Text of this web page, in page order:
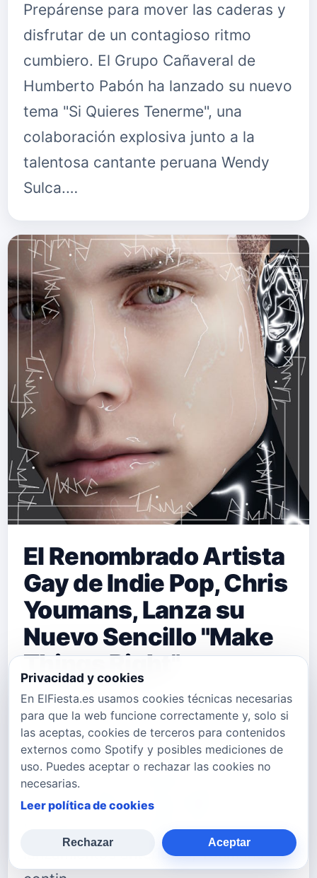
Prepárense para mover las caderas y
disfrutar de un contagioso ritmo
cumbiero. El Grupo Cañaveral de
Humberto Pabón ha lanzado su nuevo
tema "Si Quieres Tenerme", una
colaboración explosiva junto a la
talentosa cantante peruana Wendy
Sulca.…
El Renombrado Artista
Gay de Indie Pop, Chris
Youmans, Lanza su
Nuevo Sencillo "Make
Things Right"
El destacado artista gay de indie pop,
Chris Youmans, está listo para
cautivar corazones una vez más con
su altamente anticipado quinto
sencillo, "Make Things Right".
Sumándose al notable éxito de sus
lanzamientos anteriores, Youmans
Privacidad y cookies
En ElFiesta.es usamos cookies técnicas necesarias
para que la web funcione correctamente y, solo si
las aceptas, cookies de terceros para contenidos
externos como Spotify y posibles mediciones de
uso. Puedes aceptar o rechazar las cookies no
necesarias.
Leer política de cookies
Rechazar Aceptar